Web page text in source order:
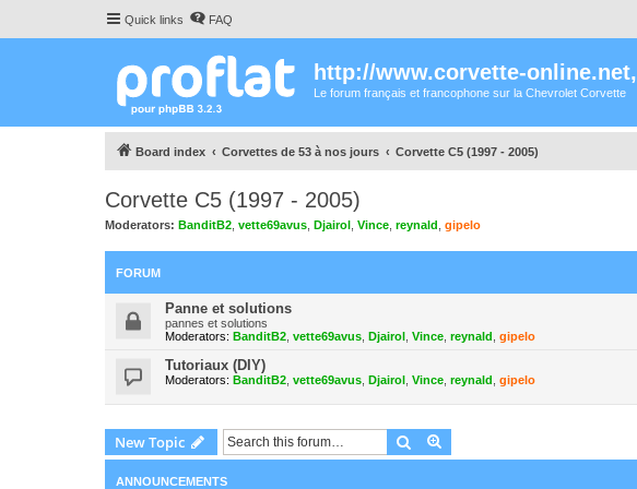
Quick links FAQ
http://www.corvette-
Le forum français et francophone sur la Chevrolet Corvette
Board index Corvettes de 53 à nos jours Corvette C5 (1997 - 2005)
Corvette C5 (1997 - 2005)
Moderators: BanditB2 vette69avus Djairol Vince reynald gipelo
FORUM
Panne et solutions
pannes et solutions
Moderators: BanditB2 vette69avus Djairol Vince reynald gipelo
Tutoriaux (DIY)
Moderators: BanditB2 vette69avus Djairol Vince reynald gipelo
New Topic Search
ANNOUNCEMENTS